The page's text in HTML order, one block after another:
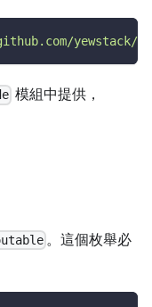
yewstack/
模組中提供，
。這個枚舉必